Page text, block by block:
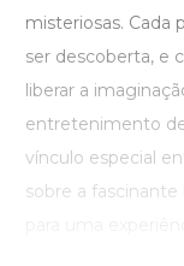
misteriosas. Cada
ser descoberta, e
liberar a
entretenimento
vínculo especial
sobre a